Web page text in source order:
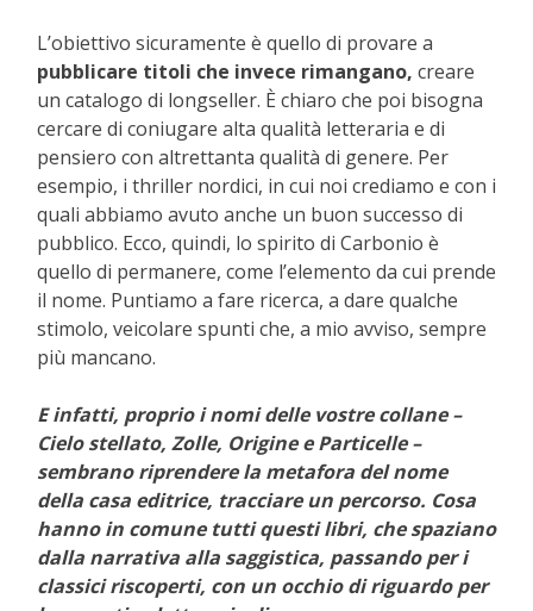
L’obiettivo sicuramente è quello di provare a
pubblicare titoli che invece rimangano, creare
un catalogo di longseller. È chiaro che poi bisogna
cercare di coniugare alta qualità letteraria e di
pensiero con altrettanta qualità di genere. Per
esempio, i thriller nordici, in cui noi crediamo e con i
quali abbiamo avuto anche un buon successo di
pubblico. Ecco, quindi, lo spirito di Carbonio è
quello di permanere, come l’elemento da cui prende
il nome. Puntiamo a fare ricerca, a dare qualche
stimolo, veicolare spunti che, a mio avviso, sempre
più mancano.
E infatti, proprio i nomi delle vostre collane –
Cielo stellato, Zolle, Origine e Particelle –
sembrano riprendere la metafora del nome
della casa editrice, tracciare un percorso. Cosa
hanno in comune tutti questi libri, che spaziano
dalla narrativa alla saggistica, passando per i
classici riscoperti, con un occhio di riguardo per